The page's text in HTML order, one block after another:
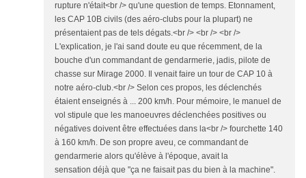
rupture n'était<br /> qu'une question de temps. Etonnament,
les CAP 10B civils (des aéro-clubs pour la plupart) ne
présentaient pas de tels dégats.<br /> <br /> <br />
L'explication, je l'ai sand doute eu que récemment, de la
bouche d'un commandant de gendarmerie, jadis, pilote de
chasse sur Mirage 2000. Il venait faire un tour de CAP 10 à
notre aéro-club.<br /> Selon ces propos, les déclenchés
étaient enseignés à ... 200 km/h. Pour mémoire, le manuel de
vol stipule que les manoeuvres déclenchées positives ou
négatives doivent être effectuées dans la<br /> fourchette 140
à 160 km/h. De son propre aveu, ce commandant de
gendarmerie alors qu'élève à l'époque, avait la
sensation déjà que "ça ne faisait pas du bien à la machine".